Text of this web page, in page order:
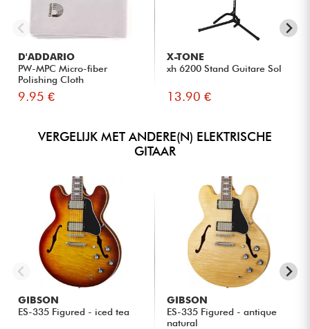
D'ADDARIO
PW-MPC Micro-fiber
Polishing Cloth
9.95 €
X-TONE
xh 6200 Stand Guitare Sol
13.90 €
VERGELIJK MET ANDERE(N) ELEKTRISCHE
GITAAR
GIBSON
ES-335 Figured - iced tea
GIBSON
ES-335 Figured - antique
natural